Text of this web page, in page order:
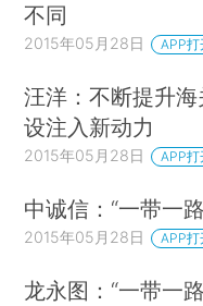
不同
2015年05月28日 APP打
汪洋：不断提升海
设注入新动力
2015年05月28日 APP打
中诚信：“一带一
2015年05月28日 APP打
龙永图：“一带一